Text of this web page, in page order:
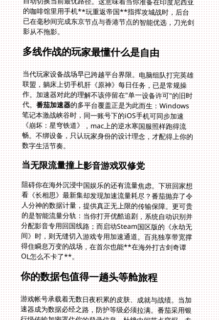
影从不拖影。
多线作战的玩家最懂什么是自由
当代玩家设备战场早已跨越平台界限。电脑组队打完英雄
联盟，躺床上切手机肝《原神》每日任务，已是常规操
作。加速器对此的理解不该停留在"单一设备许可"的旧时
代。番茄加速器的多平台覆盖正是为此而生：Windows
笔记本激战峡谷时，同一账号下的iOS手机可同步加速
《崩坏：星穹铁道》，mac上的逆水寒国服照样跑得流
畅。不绑设备，只认玩家身份的设计理念，才配得上你的
数字生活节奏。
当无限流量撞上影音游戏双修党
阻碍你在海外沉浸中国娱乐的还有流量焦虑。下班回家想
看《长相思》最新集却发现加速流量耗尽？番茄抛弃了令
人分神的数据计量，提供真正无上限的传输保障。更可贵
的是智能流量分轨：当你打开优酷追剧，系统自动识别并
分配影音专用回国线路；而启动Steam国区版的《永劫无
间》时，则无缝切入游戏专用加速通道。百兆独享带宽撑
得住瞬息万变的战场，在首尔也能**在海外打古剑奇谭
OL怎么不卡了**。
你的数据包值得一趟头等舱旅程
游戏帐号承载着无数日夜积累的皮肤、成就与战绩。当加
速器成为数据必经之路，防护等级必须拉满。番茄采用银
行级传输加密罩住你的登录信息，杜绝中间节点窥探。专
线物理链路相较公网VPN大幅降低遭受DNS污染或ARP攻
击的风险。这层盔甲对**在印度尼西亚怎么玩重返帝国
**这类需要长时间在线的SLG玩家尤为重要——没人愿意